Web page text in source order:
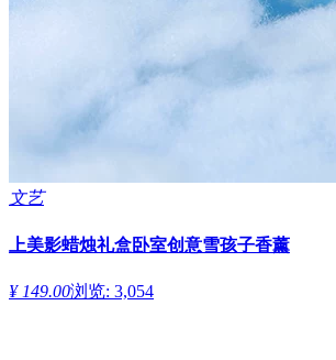
文艺
上美影蜡烛礼盒卧室创意雪孩子香薰
¥ 149.00浏览: 3,054